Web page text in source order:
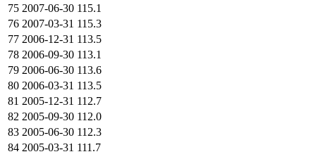
75 2007-06-30 115.1
76 2007-03-31 115.3
77 2006-12-31 113.5
78 2006-09-30 113.1
79 2006-06-30 113.6
80 2006-03-31 113.5
81 2005-12-31 112.7
82 2005-09-30 112.0
83 2005-06-30 112.3
84 2005-03-31 111.7